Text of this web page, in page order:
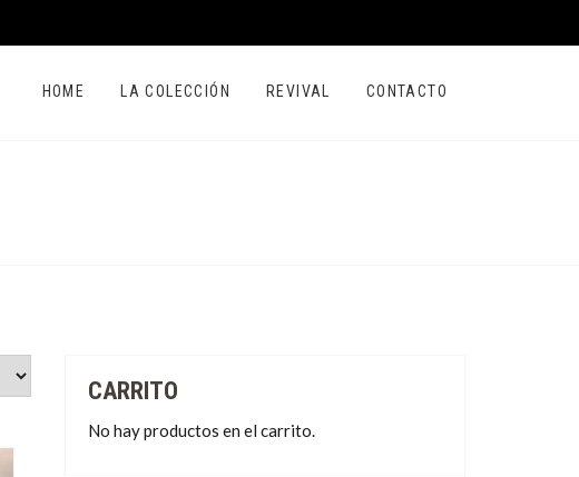
HOME LA COLECCIÓN REVIVAL CONTACTO
CARRITO
No hay productos en el carrito.